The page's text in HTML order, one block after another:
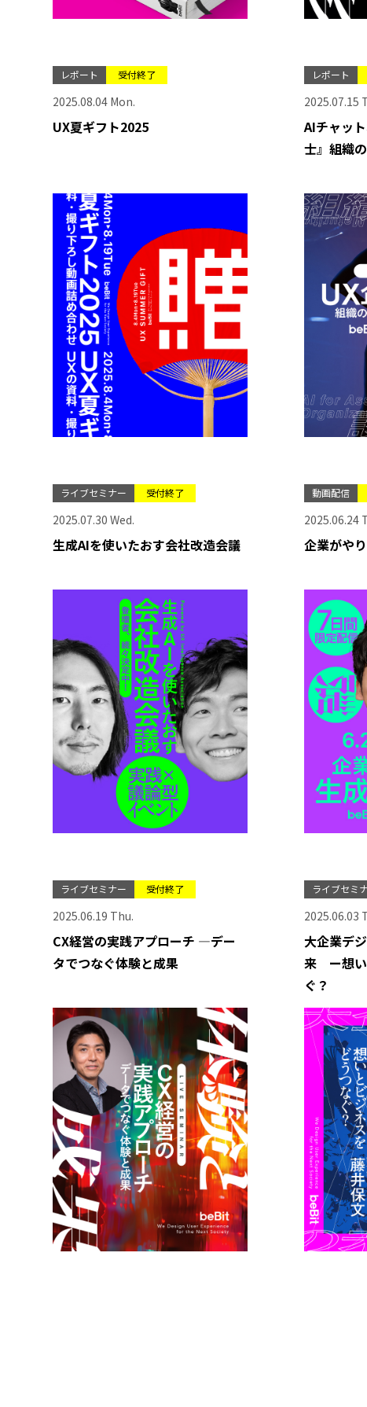
レポート 受付終了
2025.08.04 Mon.
UX夏ギフト2025
レポート
2025.07.15
AIチャッ
士』組織
ライブセミナー 受付終了
2025.07.30 Wed.
生成AIを使いたおす会社改造会議
動画配信
2025.06.24
企業がや
ライブセミナー 受付終了
2025.06.19 Thu.
CX経営の実践アプローチ ―デー
タでつなぐ体験と成果
ライブセミ
2025.06.03
大企業デ
来 ー想い
ぐ？